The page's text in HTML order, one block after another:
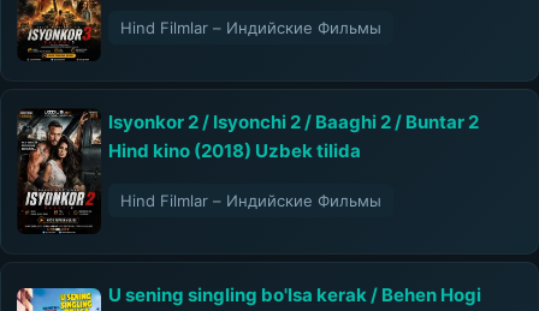
Hind Filmlar – Индийские Фильмы
Isyonkor 2 / Isyonchi 2 / Baaghi 2 / Buntar 2
Hind kino (2018) Uzbek tilida
Hind Filmlar – Индийские Фильмы
U sening singling bo'lsa kerak / Behen Hogi